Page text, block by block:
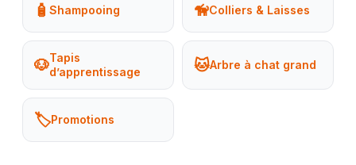
🧴 Shampooing 🦮Colliers & Laisses
🐶Tapis
d’apprentissage
🐱Arbre à chat grand
🏷️Promotions